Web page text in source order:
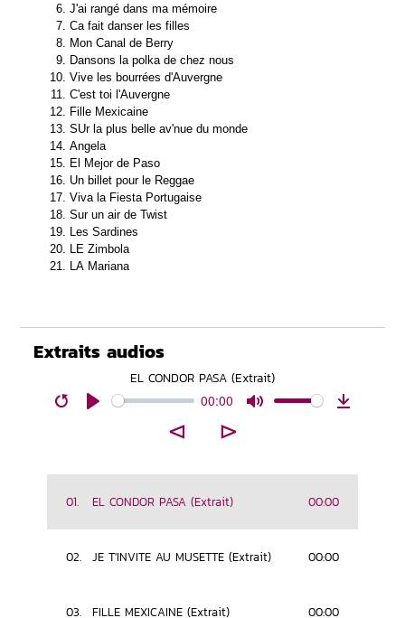
J'ai rangé dans ma mémoire
Ca fait danser les filles
Mon Canal de Berry
Dansons la polka de chez nous
Vive les bourrées d'Auvergne
C'est toi l'Auvergne
Fille Mexicaine
SUr la plus belle av'nue du monde
Angela
El Mejor de Paso
Un billet pour le Reggae
Viva la Fiesta Portugaise
Sur un air de Twist
Les Sardines
LE Zimbola
LA Mariana
Extraits audios
EL CONDOR PASA (Extrait)
00:00
⊲ ⊳
01. EL CONDOR PASA (Extrait) 00:00
02. JE T'INVITE AU MUSETTE (Extrait) 00:00
03. FILLE MEXICAINE (Extrait) 00:00